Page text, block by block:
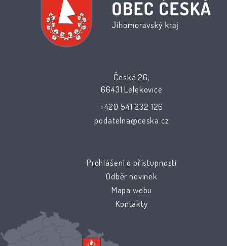
Česká 26,
66431 Lelekovice
+420 541 232 126
podatelna@ceska.cz
Prohlášení o přístupnosti
Odběr novinek
Mapa webu
Kontakty